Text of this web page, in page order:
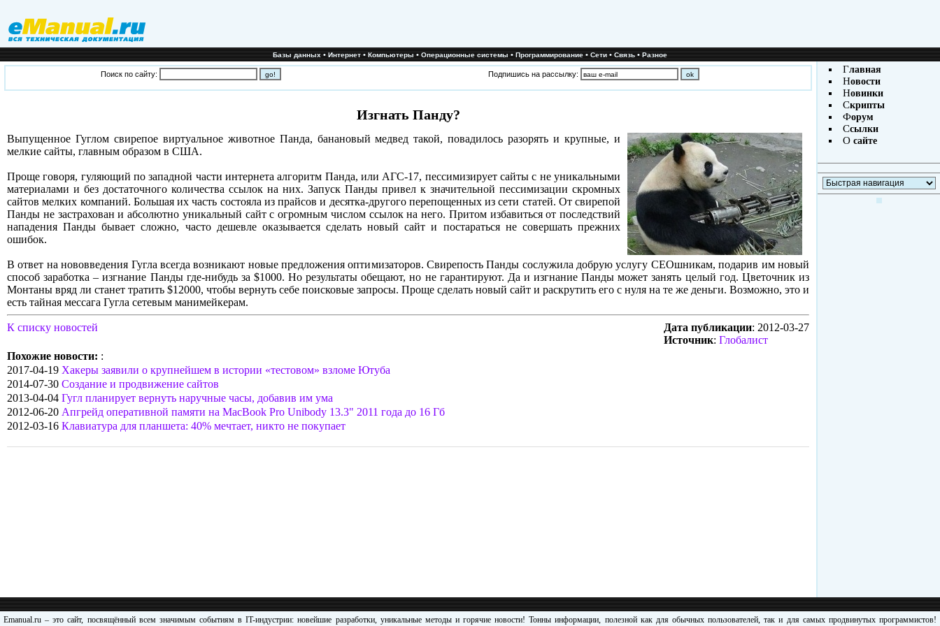
Базы данных•Интернет•Компьютеры•Операционные системы•Программирование•Сети•Связь•Разное
Поиск по сайту: Подпишись на рассылку:
Изгнать Панду?
Выпущенное Гуглом свирепое виртуальное животное Панда, банановый медвед такой, повадилось разорять и крупные, и
мелкие сайты, главным образом в США.
Проще говоря, гуляющий по западной части интернета алгоритм Панда, или АГС-17, пессимизирует сайты с не уникальными
материалами и без достаточного количества ссылок на них. Запуск Панды привел к значительной пессимизации скромных
сайтов мелких компаний. Большая их часть состояла из прайсов и десятка-другого перепощенных из сети статей. От свирепой
Панды не застрахован и абсолютно уникальный сайт с огромным числом ссылок на него. Притом избавиться от последствий
нападения Панды бывает сложно, часто дешевле оказывается сделать новый сайт и постараться не совершать прежних
ошибок.
В ответ на нововведения Гугла всегда возникают новые предложения оптимизаторов. Свирепость Панды сослужила добрую услугу СЕОшникам, подарив им новый
способ заработка – изгнание Панды где-нибудь за $1000. Но результаты обещают, но не гарантируют. Да и изгнание Панды может занять целый год. Цветочник из
Монтаны вряд ли станет тратить $12000, чтобы вернуть себе поисковые запросы. Проще сделать новый сайт и раскрутить его с нуля на те же деньги. Возможно, это и
есть тайная мессага Гугла сетевым манимейкерам.
К списку новостей Дата публикации: 2012-03-27
Источник: Глобалист
Похожие новости: :
2017-04-19 Хакеры заявили о крупнейшем в истории «тестовом» взломе Ютуба
2014-07-30 Создание и продвижение сайтов
2013-04-04 Гугл планирует вернуть наручные часы, добавив им ума
2012-06-20 Апгрейд оперативной памяти на MacBook Pro Unibody 13.3" 2011 года до 16 Гб
2012-03-16 Клавиатура для планшета: 40% мечтает, никто не покупает
Главная
Новости
Новинки
Скрипты
Форум
Ссылки
Осайте
Emanual.ru – это сайт, посвящённый всем значимым событиям в IT-индустрии: новейшие разработки, уникальные методы и горячие новости! Тонны информации, полезной как для обычных пользователей, так и для самых продвинутых программистов!